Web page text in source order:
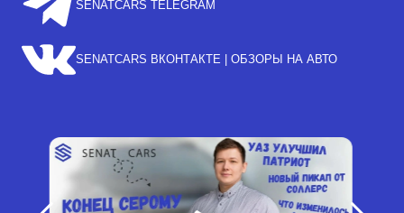
SENATCARS TELEGRAM
SENATCARS ВКОНТАКТЕ | ОБЗОРЫ НА АВТО